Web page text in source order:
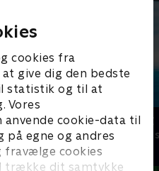
cookies fra
give dig den bedste
statistik og til at
Vores
cookie-data til
egne og andres
fravælge cookies
trække dit samtykke
Vicke Viking
Børneserier • 1